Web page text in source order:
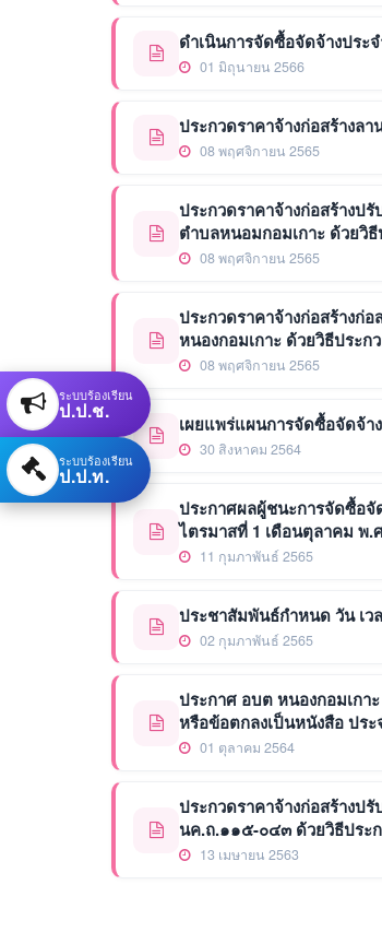
ดำเนินการจัดซื้อจัดจ้างประ
01 มิถุนายน 2566
ประกวดราคาจ้างก่อสร้างล
08 พฤศจิกายน 2565
ประกวดราคาจ้างก่อสร้างป
ตำบลหนอมกอมเกาะ ด้วยวิ
08 พฤศจิกายน 2565
ประกวดราคาจ้างก่อสร้างก่
หนองกอมเกาะ ด้วยวิธีประก
08 พฤศจิกายน 2565
เผยแพร่แผนการจัดซื้อจัดจ้า
30 สิงหาคม 2564
ประกาศผลผู้ชนะการจัดซื้อ
ไตรมาสที่ 1 เดือนตุลาคม พ.
11 กุมภาพันธ์ 2565
ประชาสัมพันธ์กำหนด วัน เว
02 กุมภาพันธ์ 2565
ประกาศ อบต หนองกอมเกา
หรือข้อตกลงเป็นหนังสือ ปร
01 ตุลาคม 2564
ประกวดราคาจ้างก่อสร้างป
นค.ถ.๑๑๕-๐๔๓ ด้วยวิธีประ
13 เมษายน 2563
ระบบร้องเรียน
ป.ป.ช.
ระบบร้องเรียน
ป.ป.ท.